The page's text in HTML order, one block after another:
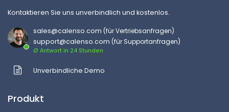
Kontaktieren Sie uns unverbindlich und kostenlos.
sales@calenso.com (für Vertriebsanfragen)
support@calenso.com (für Supportanfragen)
Ø Antwort in 24 Stunden
Unverbindliche Demo
Produkt